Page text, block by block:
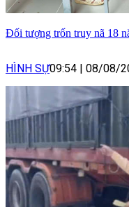
Đối tượng trốn truy nã 18
HÌNH SỰ09:54 08/08/